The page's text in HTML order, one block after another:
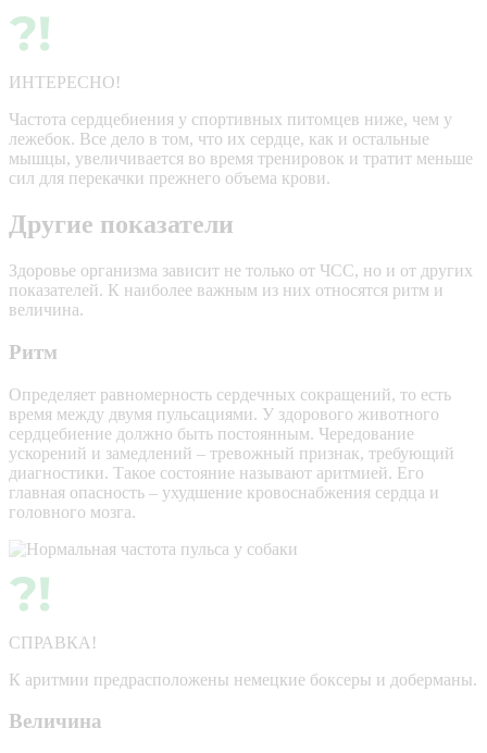
ИНТЕРЕСНО!
Частота сердцебиения у спортивных питомцев ниже, чем у
лежебок. Все дело в том, что их сердце, как и остальные
мышцы, увеличивается во время тренировок и тратит меньше
сил для перекачки прежнего объема крови.
Другие показатели
Здоровье организма зависит не только от ЧСС, но и от других
показателей. К наиболее важным из них относятся ритм и
величина.
Ритм
Определяет равномерность сердечных сокращений, то есть
время между двумя пульсациями. У здорового животного
сердцебиение должно быть постоянным. Чередование
ускорений и замедлений – тревожный признак, требующий
диагностики. Такое состояние называют аритмией. Его
главная опасность – ухудшение кровоснабжения сердца и
головного мозга.
СПРАВКА!
К аритмии предрасположены немецкие боксеры и доберманы.
Величина